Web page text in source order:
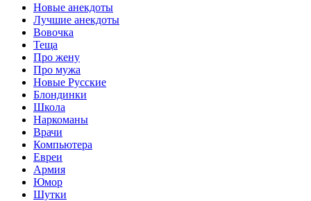
Новые анекдоты
Лучшие анекдоты
Вовочка
Теща
Про жену
Про мужа
Новые Русские
Блондинки
Школа
Наркоманы
Врачи
Компьютера
Евреи
Армия
Юмор
Шутки